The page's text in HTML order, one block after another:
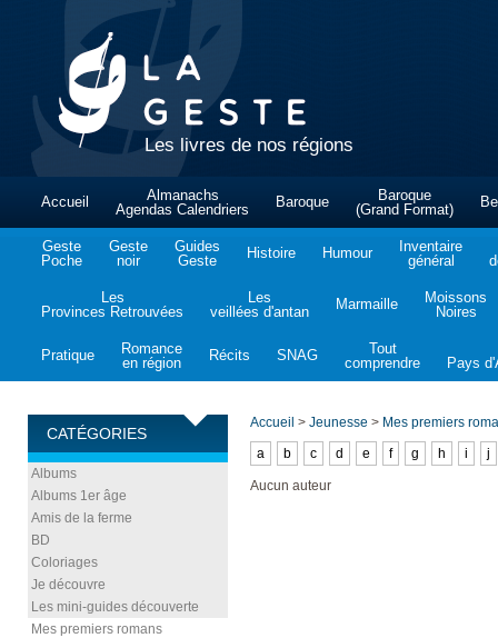
Les livres de nos régions
Accueil
Almanachs
Agendas Calendriers
Baroque
Baroque
(Grand Format)
Geste
Poche
Geste
noir
Guides
Geste
Histoire Humour
Inventaire
général
Les
Provinces Retrouvées
Les
veillées d'antan
Marmaille
Moissons
Noires
Pratique
Romance
en région
Récits SNAG
Tout
comprendre
Pays
CATÉGORIES
Albums
Albums 1er âge
Amis de la ferme
BD
Coloriages
Je découvre
Les mini-guides découverte
Mes premiers romans
Accueil > Jeunesse > Mes premiers
a
b c d e f g h i j
Aucun auteur